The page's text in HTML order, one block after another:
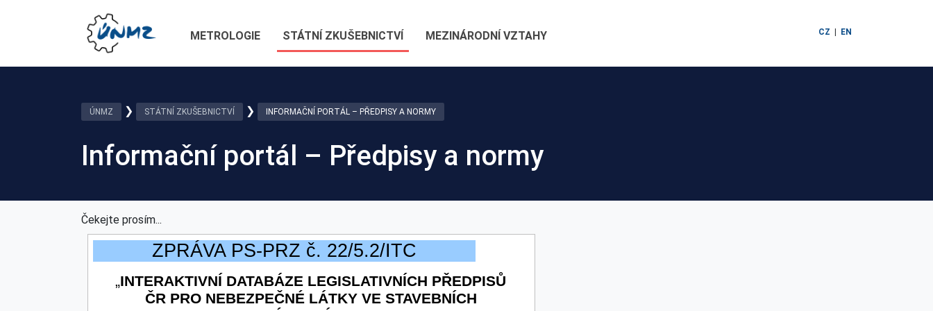
METROLOGIE STÁTNÍ ZKUŠEBNICTVÍ MEZINÁRODNÍ VZTAHY CZ EN
ÚNMZ ❯ STÁTNÍ ZKUŠEBNICTVÍ ❯ INFORMAČNÍ PORTÁL – PŘEDPISY A NORMY
Informační portál – Předpisy a normy
Čekejte prosím...